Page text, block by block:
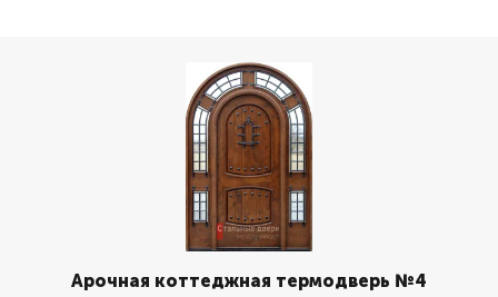
Арочная коттеджная термодверь №4